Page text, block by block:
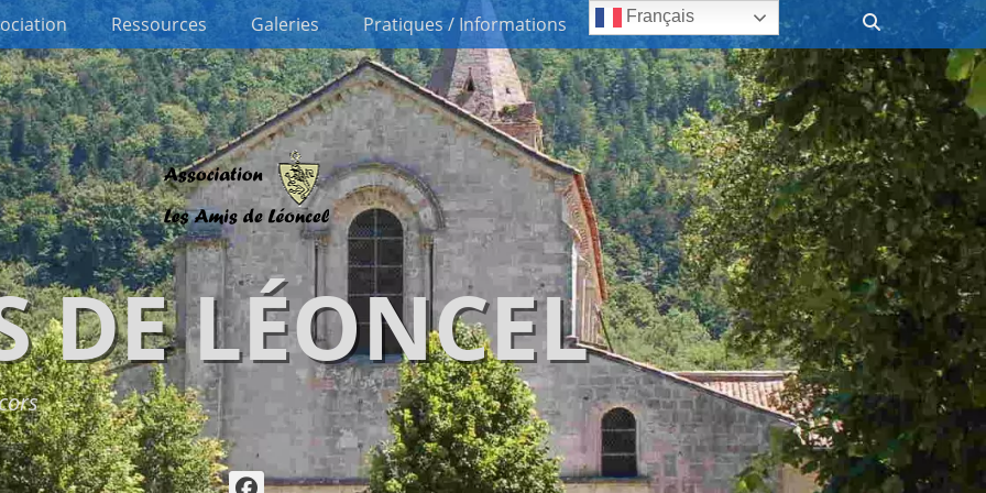
Ressources Galeries Pratiques / Informations Français Recherche
DE LÉONCEL
Facebook